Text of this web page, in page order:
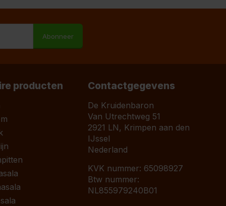
Abonneer
producten Contactgegevens
De Kruidenbaron
Van Utrechtweg 51
2921 LN, Krimpen aan den
IJssel
Nederland
KVK nummer: 65098927
Btw nummer:
NL855979240B01